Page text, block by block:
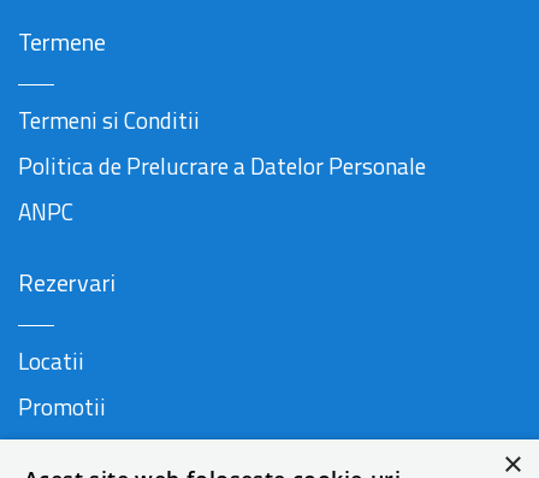
Termene
Termeni si Conditii
Politica de Prelucrare a Datelor Personale
ANPC
Rezervari
Locatii
Promotii
×